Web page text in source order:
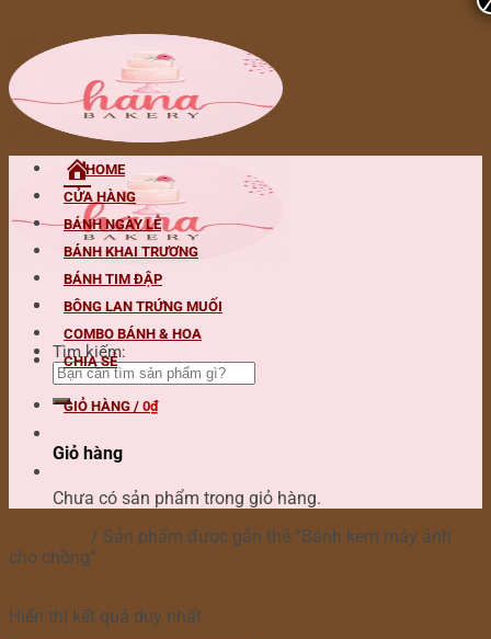
Tìm kiếm:
HOME
CỬA HÀNG
BÁNH NGÀY LỄ
BÁNH KHAI TRƯƠNG
BÁNH TIM ĐẬP
BÔNG LAN TRỨNG MUỐI
COMBO BÁNH & HOA
CHIA SẺ
GIỎ HÀNG / 0₫
Giỏ hàng
Chưa có sản phẩm trong giỏ hàng.
/ Sản phẩm được gắn thẻ “Bánh kem máy ảnh
cho chồng”
Hiển thị kết quả duy nhất